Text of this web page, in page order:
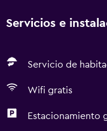
Servicios e
Servicio de
Wifi gratis
Estacionamiento